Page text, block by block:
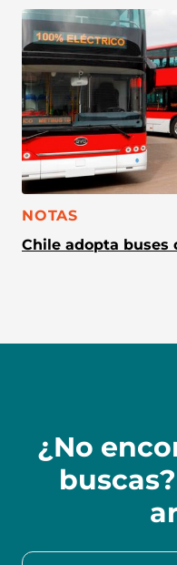
CATEGORÍA:
NOTAS
Chile adopta buses
¿No
Buscar en la colección